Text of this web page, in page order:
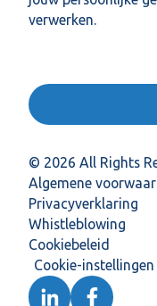
verwerken.
© 2026 All Rights
Algemene
Privacyverklaring
Whistleblowing
Cookiebeleid
Cookie-instellingen